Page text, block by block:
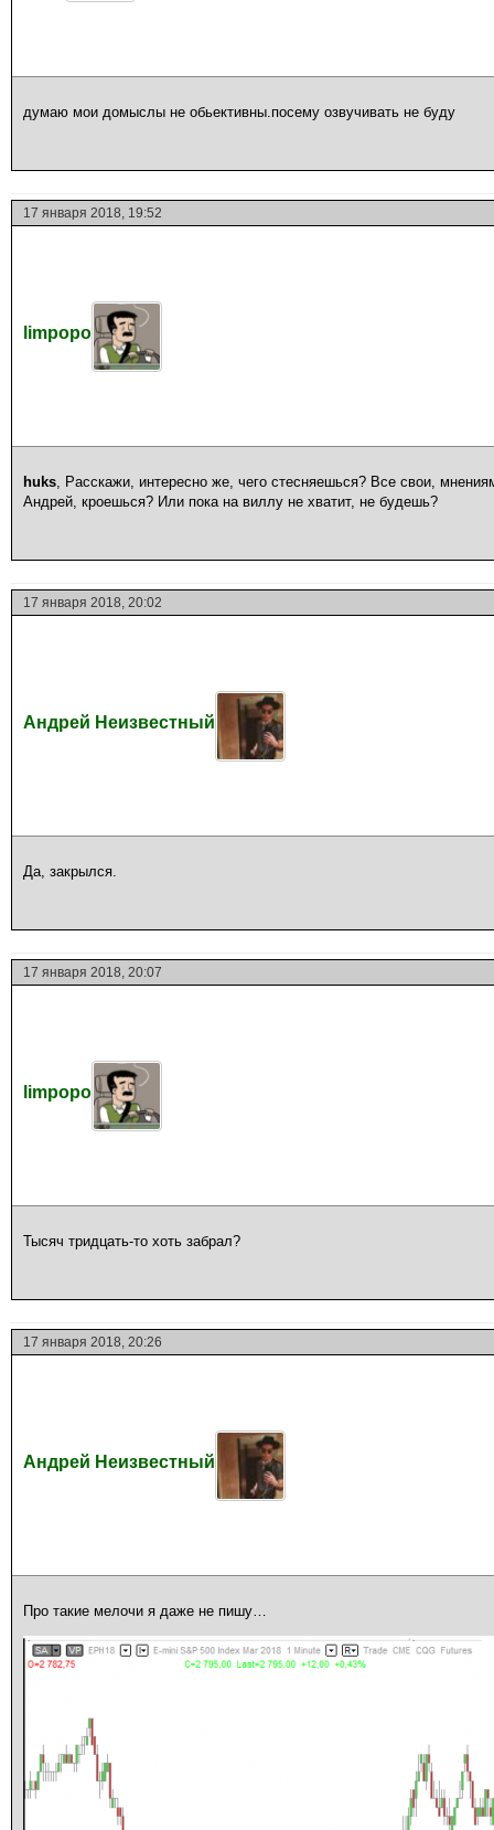
думаю мои домыслы не обьективны.посему озвучивать не буду
17 января 2018, 19:52
limpopo
huks, Расскажи, интересно же, чего стесняешься? Все свои,
Андрей, кроешься? Или пока на виллу не хватит, не будешь?
17 января 2018, 20:02
Андрей Неизвестный
Да, закрылся.
17 января 2018, 20:07
limpopo
Тысяч тридцать-то хоть забрал?
17 января 2018, 20:26
Андрей Неизвестный
Про такие мелочи я даже не пишу…